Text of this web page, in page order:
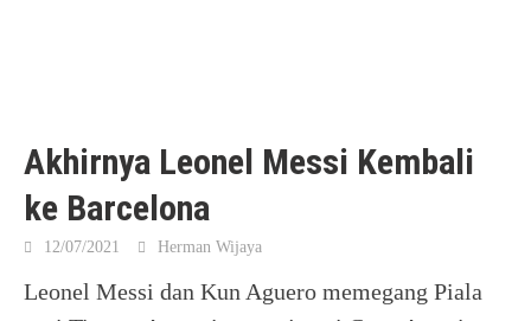
Akhirnya Leonel Messi Kembali
ke Barcelona
12/07/2021 Herman Wijaya
Leonel Messi dan Kun Aguero memegang Piala